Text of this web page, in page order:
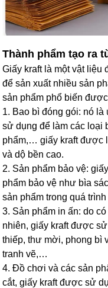
Thành phẩm tạo ra
Giấy kraft là một vật liệu
để sản xuất nhiều sản
sản phẩm phổ biến
1. Bao bì đóng gói: nó
sử dụng để làm các loại
phẩm,… giấy kraft được
và dộ bền cao.
2. Sản phẩm bảo vệ:
phẩm bảo vệ như bìa
sản phẩm trong quá
3. Sản phẩm in ấn: do
nhiên, giấy kraft được
thiếp, thư mời, phong bì
tranh vẽ,…
4. Đồ chơi và các sản
cắt, giấy kraft được sử